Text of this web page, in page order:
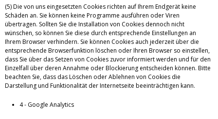
(5) Die von uns eingesetzten Cookies richten auf Ihrem Endgerät keine
Schäden an. Sie können keine Programme ausführen oder Viren
übertragen. Sollten Sie die Installation von Cookies dennoch nicht
wünschen, so können Sie diese durch entsprechende Einstellungen an
Ihrem Browser verhindern. Sie können Cookies auch jederzeit über die
entsprechende Browserfunktion löschen oder Ihren Browser so einstellen,
dass Sie über das Setzen von Cookies zuvor informiert werden und für den
Einzelfall über deren Annahme oder Blockierung entscheiden können. Bitte
beachten Sie, dass das Löschen oder Ablehnen von Cookies die
Darstellung und Funktionalität der Internetseite beeinträchtigen kann.
4 - Google Analytics